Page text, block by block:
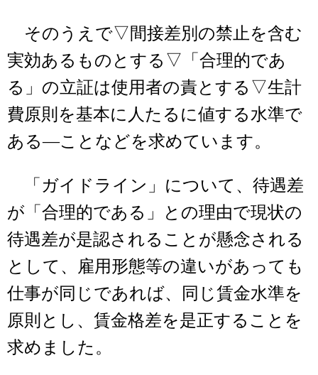
そのうえで▽間接差別の禁止を含む
実効あるものとする▽「合理的であ
る」の立証は使用者の責とする▽生計
費原則を基本に人たるに値する水準で
ある―ことなどを求めています。
「ガイドライン」について、待遇差
が「合理的である」との理由で現状の
待遇差が是認されることが懸念される
として、雇用形態等の違いがあっても
仕事が同じであれば、同じ賃金水準を
原則とし、賃金格差を是正することを
求めました。